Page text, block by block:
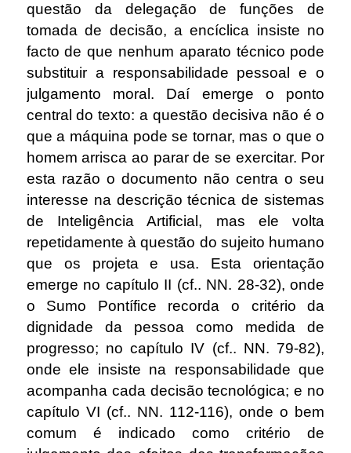
questão da delegação de funções de
tomada de decisão, a encíclica insiste no
facto de que nenhum aparato técnico pode
substituir a responsabilidade pessoal e o
julgamento moral. Daí emerge o ponto
central do texto: a questão decisiva não é o
que a máquina pode se tornar, mas o que o
homem arrisca ao parar de se exercitar. Por
esta razão o documento não centra o seu
interesse na descrição técnica de sistemas
de Inteligência Artificial, mas ele volta
repetidamente à questão do sujeito humano
que os projeta e usa. Esta orientação
emerge no capítulo II (cf.. NN. 28-32), onde
o Sumo Pontífice recorda o critério da
dignidade da pessoa como medida de
progresso; no capítulo IV (cf.. NN. 79-82),
onde ele insiste na responsabilidade que
acompanha cada decisão tecnológica; e no
capítulo VI (cf.. NN. 112-116), onde o bem
comum é indicado como critério de